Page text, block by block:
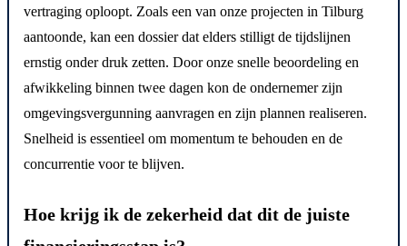
vertraging oploopt. Zoals een van onze projecten in Tilburg
aantoonde, kan een dossier dat elders stilligt de tijdslijnen
ernstig onder druk zetten. Door onze snelle beoordeling en
afwikkeling binnen twee dagen kon de ondernemer zijn
omgevingsvergunning aanvragen en zijn plannen realiseren.
Snelheid is essentieel om momentum te behouden en de
concurrentie voor te blijven.
Hoe krijg ik de zekerheid dat dit de juiste